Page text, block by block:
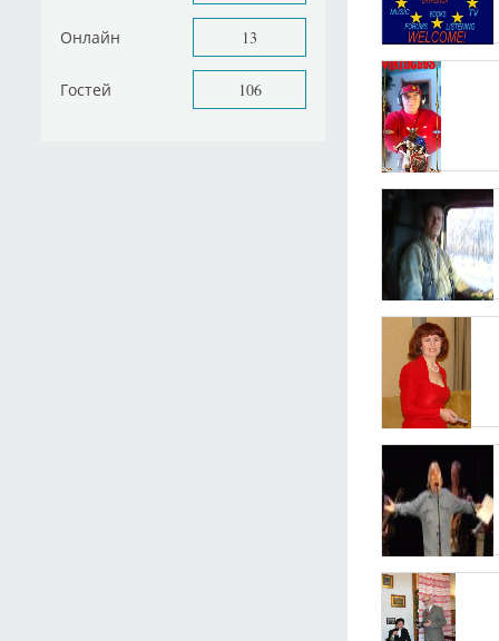
Онлайн 13
Гостей 106